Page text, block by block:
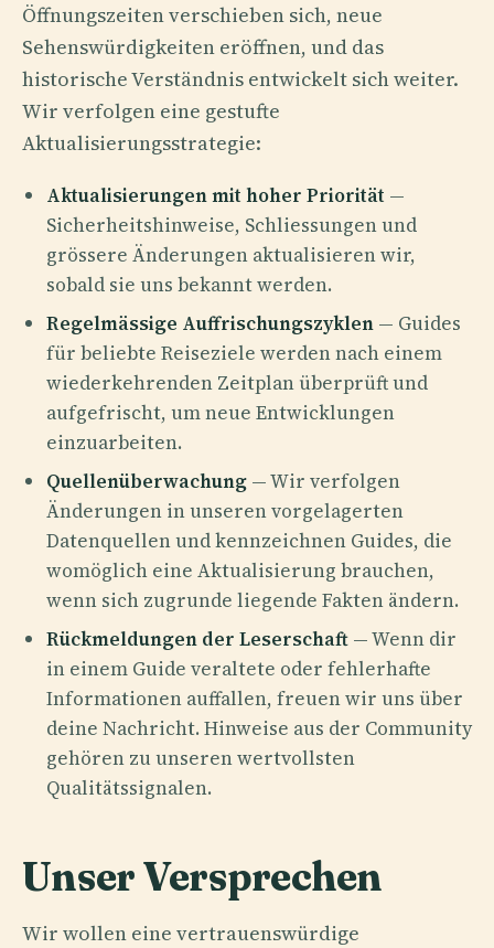
Öffnungszeiten verschieben sich, neue
Sehenswürdigkeiten eröffnen, und das
historische Verständnis entwickelt sich weiter.
Wir verfolgen eine gestufte
Aktualisierungsstrategie:
Aktualisierungen mit hoher Priorität —
Sicherheitshinweise, Schliessungen und
grössere Änderungen aktualisieren wir,
sobald sie uns bekannt werden.
Regelmässige Auffrischungszyklen — Guides
für beliebte Reiseziele werden nach einem
wiederkehrenden Zeitplan überprüft und
aufgefrischt, um neue Entwicklungen
einzuarbeiten.
Quellenüberwachung — Wir verfolgen
Änderungen in unseren vorgelagerten
Datenquellen und kennzeichnen Guides, die
womöglich eine Aktualisierung brauchen,
wenn sich zugrunde liegende Fakten ändern.
Rückmeldungen der Leserschaft — Wenn dir
in einem Guide veraltete oder fehlerhafte
Informationen auffallen, freuen wir uns über
deine Nachricht. Hinweise aus der Community
gehören zu unseren wertvollsten
Qualitätssignalen.
Unser Versprechen
Wir wollen eine vertrauenswürdige